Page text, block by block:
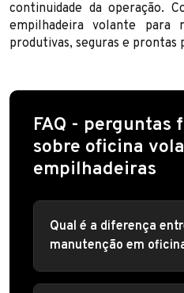
continuidade da operação.
empilhadeira volante para
produtivas, seguras e prontas
FAQ - perguntas
sobre oficina
empilhadeiras
Qual é a diferença
manutenção em